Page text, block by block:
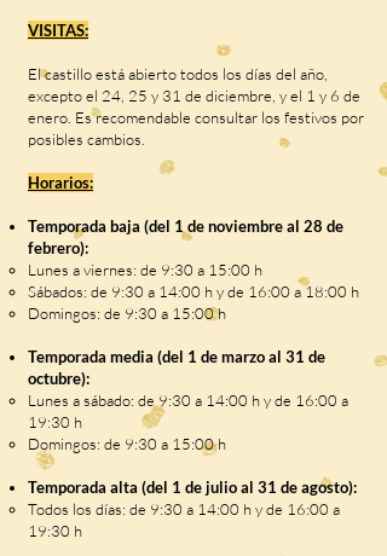
VISITAS:
El castillo está abierto todos los días del año,
excepto el 24, 25 y 31 de diciembre, y el 1 y 6 de
enero. Es recomendable consultar los festivos por
posibles cambios.
Horarios:
Temporada baja (del 1 de noviembre al 28 de
febrero):
Lunes a viernes: de 9:30 a 15:00 h
Sábados: de 9:30 a 14:00 h y de 16:00 a 18:00 h
Domingos: de 9:30 a 15:00 h
Temporada media (del 1 de marzo al 31 de
octubre):
Lunes a sábado: de 9:30 a 14:00 h y de 16:00 a
19:30 h
Domingos: de 9:30 a 15:00 h
Temporada alta (del 1 de julio al 31 de agosto):
Todos los días: de 9:30 a 14:00 h y de 16:00 a
19:30 h